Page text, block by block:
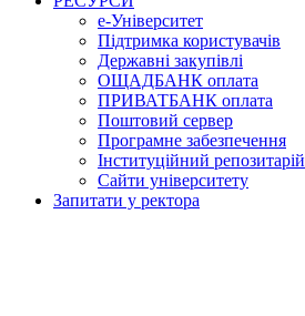
е-Університет
Підтримка користувачів
Державні закупівлі
ОЩАДБАНК оплата
ПРИВАТБАНК оплата
Поштовий сервер
Програмне забезпечення
Інституційний репозитарій
Сайти університету
Запитати у ректора